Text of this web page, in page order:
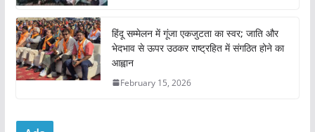
हिंदू सम्मेलन में गूंजा एकजुटता का स्वर; जाति और
भेदभाव से ऊपर उठकर राष्ट्रहित में संगठित होने का
आह्वान
February 15, 2026